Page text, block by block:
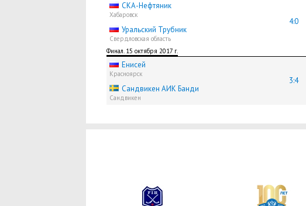
СКА-Нефтяник
Хабаровск
4:0
Уральский Трубник
Свердловская область
Финал. 15 октября 2017 г.
Енисей
Красноярск
3:4
Сандвикен АИК Банди
Сандвикен